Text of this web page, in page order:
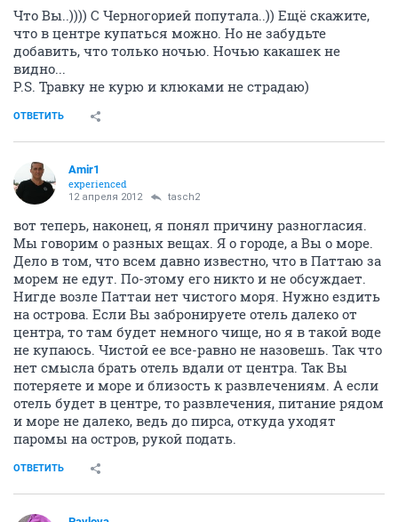
Что Вы..)))) С Черногорией попутала..)) Ещё скажите,
что в центре купаться можно. Но не забудьте
добавить, что только ночью. Ночью какашек не
видно...
P.S. Травку не курю и клюками не страдаю)
ОТВЕТИТЬ
Amir1
experienced
12 апреля 2012 tasch2
вот теперь, наконец, я понял причину разногласия.
Мы говорим о разных вещах. Я о городе, а Вы о море.
Дело в том, что всем давно известно, что в Паттаю за
морем не едут. По-этому его никто и не обсуждает.
Нигде возле Паттаи нет чистого моря. Нужно ездить
на острова. Если Вы забронируете отель далеко от
центра, то там будет немного чище, но я в такой воде
не купаюсь. Чистой ее все-равно не назовешь. Так что
нет смысла брать отель вдали от центра. Так Вы
потеряете и море и близость к развлечениям. А если
отель будет в центре, то развлечения, питание рядом
и море не далеко, ведь до пирса, откуда уходят
паромы на остров, рукой подать.
ОТВЕТИТЬ